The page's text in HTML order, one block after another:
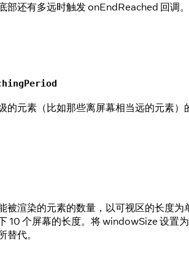
部还有多远时触发 onEndReached 回调
的元素（比如那些离屏幕相当远的元素
被渲染的元素的数量，以可视区的长度
10 个屏幕的长度。将 windowSize 设置
替代。